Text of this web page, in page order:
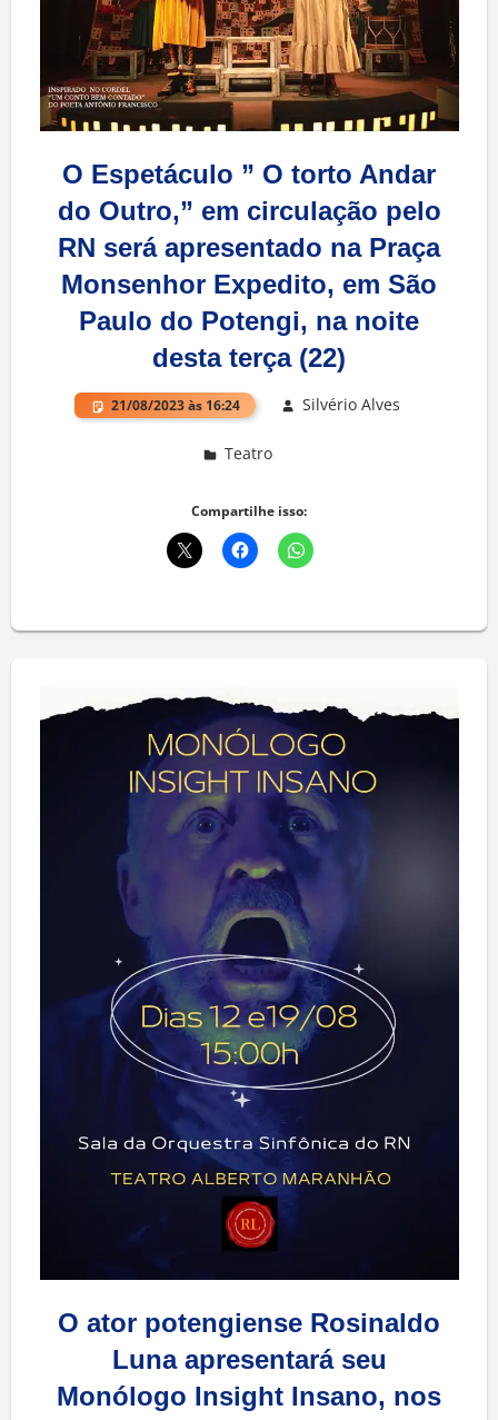
O Espetáculo ” O torto Andar
do Outro,” em circulação pelo
RN será apresentado na Praça
Monsenhor Expedito, em São
Paulo do Potengi, na noite
desta terça (22)
21/08/2023 às 16:24 Silvério Alves
Teatro
Compartilhe isso:
O ator potengiense Rosinaldo
Luna apresentará seu
Monólogo Insight Insano, nos